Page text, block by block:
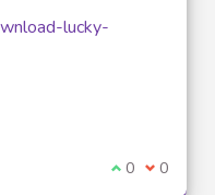
lucky-
Je suis
0 Je ne
0